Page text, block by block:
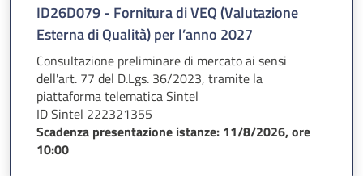
ID26D079 - Fornitura di VEQ (Valutazione
Esterna di Qualità) per l’anno 2027
Consultazione preliminare di mercato ai sensi
dell'art. 77 del D.Lgs. 36/2023, tramite la
piattaforma telematica Sintel
ID Sintel 222321355
Scadenza presentazione istanze: 11/8/2026, ore
10:00